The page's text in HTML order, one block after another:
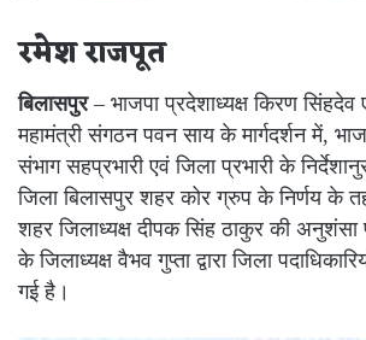
रमेश राजपूत
बिलासपुर– भाजपा प्रदेशाध्यक्ष किरण सिंहदेव
महामंत्री संगठन पवन साय के मार्गदर्शन में,
संभाग सहप्रभारी एवं जिला प्रभारी के
जिला बिलासपुर शहर कोर ग्रुप के निर्णय के
शहर जिलाध्यक्ष दीपक सिंह ठाकुर की अनुशंसा
के जिलाध्यक्ष वैभव गुप्ता द्वारा जिला
गई है।